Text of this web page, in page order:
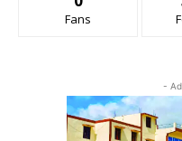
Fans
-